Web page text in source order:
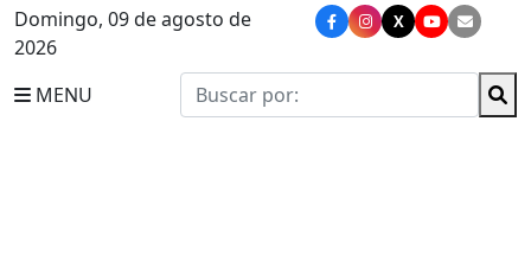
Domingo, 09 de agosto de
2026
X
MENU